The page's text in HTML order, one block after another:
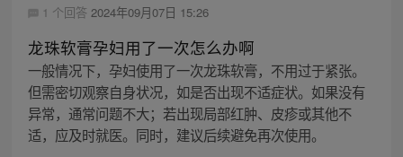
1 个回答 2024年09月07日 15:26
龙珠软膏孕妇用了一次怎么办啊
一般情况下，孕妇使用了一次龙珠软膏，不用过于紧张。
但需密切观察自身状况，如是否出现不适症状。如果没有
异常，通常问题不大；若出现局部红肿、皮疹或其他不
适，应及时就医。同时，建议后续避免再次使用。